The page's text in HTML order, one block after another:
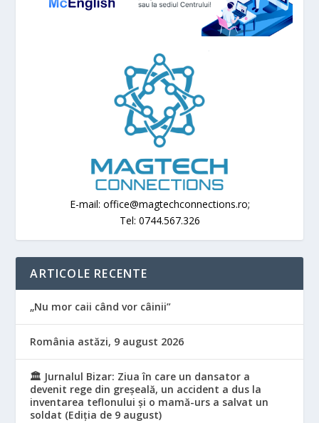
E-mail: office@magtechconnections.ro;
Tel: 0744.567.326
ARTICOLE RECENTE
„Nu mor caii când vor câinii”
România astăzi, 9 august 2026
🏛️ Jurnalul Bizar: Ziua în care un dansator a
devenit rege din greșeală, un accident a dus la
inventarea teflonului și o mamă-urs a salvat un
soldat (Ediția de 9 august)